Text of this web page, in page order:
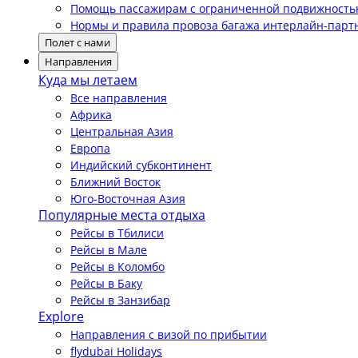
Помощь пассажирам с ограниченной
Нормы и правила провоза багажа интерлайн-
Полет с нами
Направления
Куда мы летаем
Все направления
Африка
Центральная Азия
Европа
Индийский субконтинент
Ближний Восток
Юго-Восточная Азия
Популярные места отдыха
Рейсы в Тбилиси
Рейсы в Мале
Рейсы в Коломбо
Рейсы в Баку
Рейсы в Занзибар
Explore
Направления с визой по прибытии
flydubai Holidays